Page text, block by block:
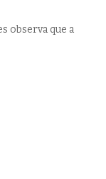
observa que a